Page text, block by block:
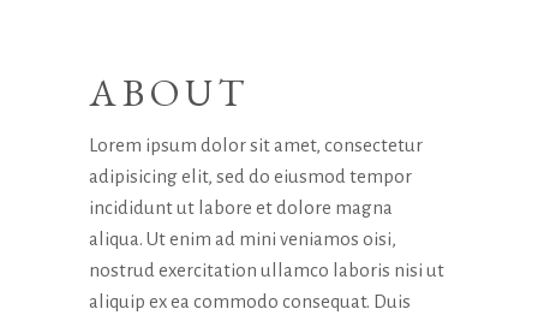
ABOUT
Lorem ipsum dolor sit amet, consectetur
adipisicing elit, sed do eiusmod tempor
incididunt ut labore et dolore magna
aliqua. Ut enim ad mini veniamos oisi,
nostrud exercitation ullamco laboris nisi ut
aliquip ex ea commodo consequat. Duis